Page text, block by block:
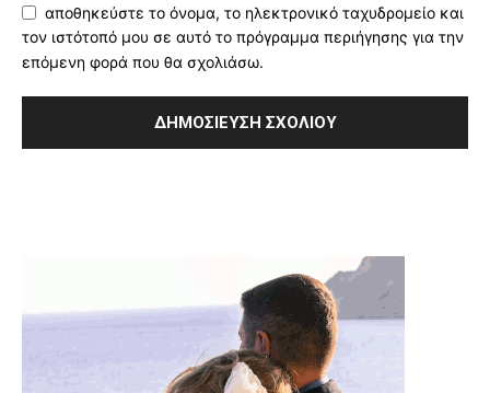
αποθηκεύστε το όνομα, το ηλεκτρονικό ταχυδρομείο και
τον ιστότοπό μου σε αυτό το πρόγραμμα περιήγησης για την
επόμενη φορά που θα σχολιάσω.